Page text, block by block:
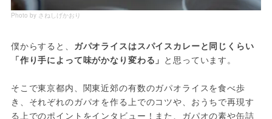
Photo by さねしげかおり
僕からすると、 ガパオライスはスパイスカレーと同じくらい
「作り手によって味がかなり変わる」 と思っています。
そこで東京都内、関東近郊の有数のガパオライスを食べ歩
き、それぞれのガパオを作る上でのコツや、おうちで再現す
る上でのポイントをインタビュー！また、ガパオの素や缶詰